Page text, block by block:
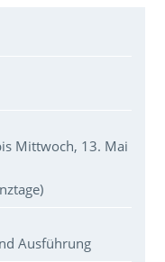
Mittwoch, 13. Mai
Ausführung